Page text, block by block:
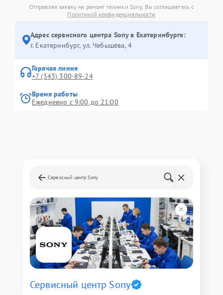
Отправляя заявку на ремонт техники Sony, Вы соглашаетесь с
Политикой конфиденциальности
Адрес сервисного центра Sony в Екатеринбурге:
г. Екатеринбург, ул. Чебышёва, 4
Горячая линия
+7 (343) 300-89-24
Время работы
Ежедневно с 9:00 до 21:00
Сервисный центр Sony
Сервисный центр Sony